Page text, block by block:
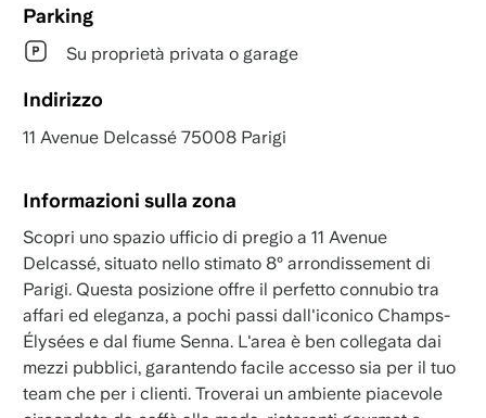
Parking
Su proprietà privata o garage
Indirizzo
11 Avenue Delcassé 75008 Parigi
Informazioni sulla zona
Scopri uno spazio ufficio di pregio a 11 Avenue
Delcassé, situato nello stimato 8º arrondissement di
Parigi. Questa posizione offre il perfetto connubio tra
affari ed eleganza, a pochi passi dall'iconico Champs-
Élysées e dal fiume Senna. L'area è ben collegata dai
mezzi pubblici, garantendo facile accesso sia per il tuo
team che per i clienti. Troverai un ambiente piacevole